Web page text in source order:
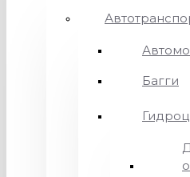
Багги